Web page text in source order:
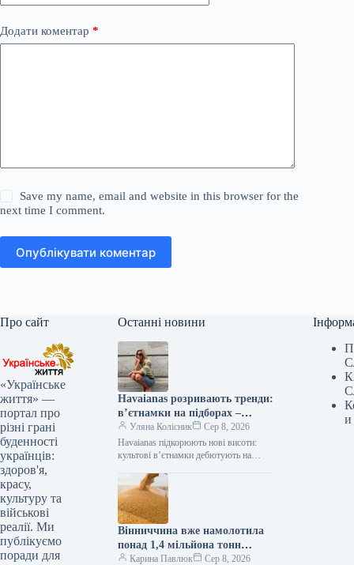
Додати коментар *
Save my name, email and website in this browser for the
next time I comment.
Опублікувати коментар
Про сайт
«Українське
життя» —
портал про
різні грані
буденності
українців:
здоров'я,
красу,
культуру та
військові
реалії. Ми
публікуємо
поради для
Останні новини
Havaianas розривають тренди:
в’єтнамки на підборах –
сенсація року!
Уляна Колісник
Сер 8, 2026
Havaianas підкорюють нові висоти:
культові в’єтнамки дебютують на
своїми легендарними гумовими
шльопанцями на пласкій підошві,
зробив…
Вінниччина вже намолотила
понад 1,4 мільйона тонн
зерна, показавши
Карина Павлюк Сер 8, 2026
и